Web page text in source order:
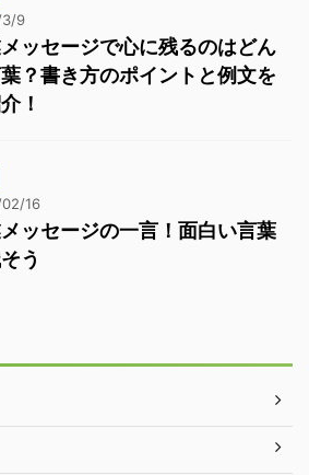
9
ッセージで心に残るのはどん
？書き方のポイントと例文を
！
16
ッセージの一言！面白い言葉
う